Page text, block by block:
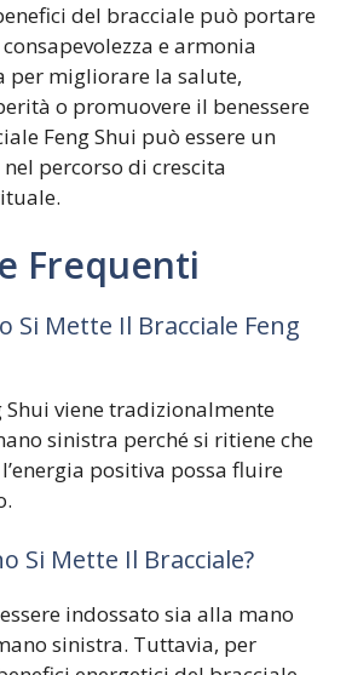
del bracciale può portare
e armonia
per migliorare la salute,
o promuovere il benessere
Feng Shui può essere un
percorso di crescita
Frequenti
Si Mette Il Bracciale Feng
Shui viene tradizionalmente
sinistra perché si ritiene che
positiva possa fluire
Si Mette Il Bracciale?
indossato sia alla mano
sinistra. Tuttavia, per